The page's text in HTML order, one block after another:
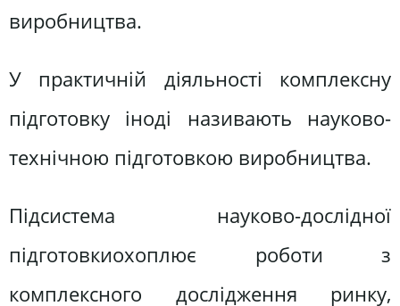
виробництва.
У практичній діяльності комплексну
підготовку іноді називають науково-
технічною підготовкою виробництва.
Підсистема науково-дослідної
підготовкиохоплює роботи з
комплексного дослідження ринку,